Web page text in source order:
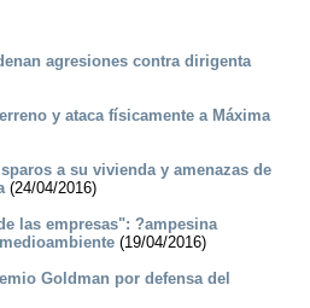
agresiones contra dirigenta
y ataca físicamente a Máxima
a su vivienda y amenazas de
(24/04/2016)
las empresas": ?ampesina
(19/04/2016)
Goldman por defensa del